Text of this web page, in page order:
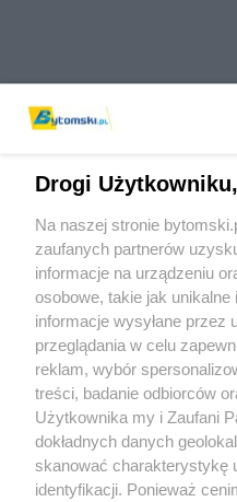
Wydawca mediów lokalnych
Nie zapomnij
zapoznać się z:
polityką prywatności
Twojemiasto
Piekary Śląskie
Chorzów
Tarnowskie Góry
Drogi Użytkowniku,
Na naszej stronie
zaufanych partnerów
informacje na urządzeniu
osobowe, takie jak
informacje wysyłane przez
przeglądania w celu
reklam, wybór
treści, badanie odbiorców
Użytkownika my i Zaufani
dokładnych danych
skanować charakterystykę
identyfikacji. Ponieważ